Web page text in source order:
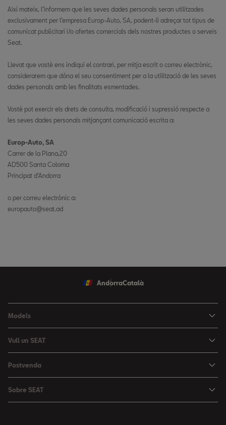
Així mateix, l’informem que les seves dades personals seran utilitzades
exclusivament per l’empresa Europ-Auto, SA, podent-li adreçar tot tipus de
comunicat publicitari i/o ofertes comercials dels nostres productes o serveis
Seat.
Llevat que vostè ens indiqui el contrari, per mitja escrit o correu electrònic,
considerarem que dóna el seu consentiment per a la utilització de les seves
dades personals amb les finalitats esmentades.
Vostè pot exercir els drets de consulta, modificació i supressió respecte a
les seves dades personals mitjançant comunicació escrita a:
Europ-Auto, SA
Carrer de la Plana,20
AD500 Santa Coloma
Principat d’Andorra
o per correu electrònic a:
europauto@seat.ad
AndorraCatalà
Models
Nou Arona
León
León Sportstourer
Nou Ateca
Vull un SEAT
Vehicle d'Ocasió
Prova un SEAT
Postvenda
Reserva Cita Taller
Sobre SEAT